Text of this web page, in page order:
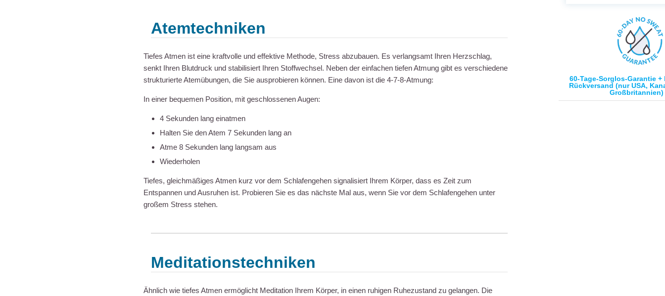
Atemtechniken
Tiefes Atmen ist eine kraftvolle und effektive Methode, Stress abzubauen. Es verlangsamt Ihren Herzschlag,
senkt Ihren Blutdruck und stabilisiert Ihren Stoffwechsel. Neben der einfachen tiefen Atmung gibt es verschiedene
strukturierte Atemübungen, die Sie ausprobieren können. Eine davon ist die 4-7-8-Atmung:
In einer bequemen Position, mit geschlossenen Augen:
4 Sekunden lang einatmen
Halten Sie den Atem 7 Sekunden lang an
Atme 8 Sekunden lang langsam aus
Wiederholen
Tiefes, gleichmäßiges Atmen kurz vor dem Schlafengehen signalisiert Ihrem Körper, dass es Zeit zum
Entspannen und Ausruhen ist. Probieren Sie es das nächste Mal aus, wenn Sie vor dem Schlafengehen unter
großem Stress stehen.
Meditationstechniken
Ähnlich wie tiefes Atmen ermöglicht Meditation Ihrem Körper, in einen ruhigen Ruhezustand zu gelangen. Die
60-Tage-Sorglos-Garantie
Rückversand (nur USA,
Großbritannien)